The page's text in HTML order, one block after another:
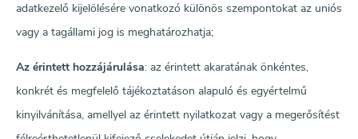
adatkezelő kijelölésére vonatkozó különös szempontokat az uniós
vagy a tagállami jog is meghatározhatja;
Az érintett hozzájárulása: az érintett akaratának önkéntes,
konkrét és megfelelő tájékoztatáson alapuló és egyértelmű
kinyilvánítása, amellyel az érintett nyilatkozat vagy a megerősítést